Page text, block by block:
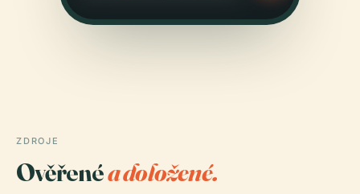
ZDROJE
Ověřenéa doložené.